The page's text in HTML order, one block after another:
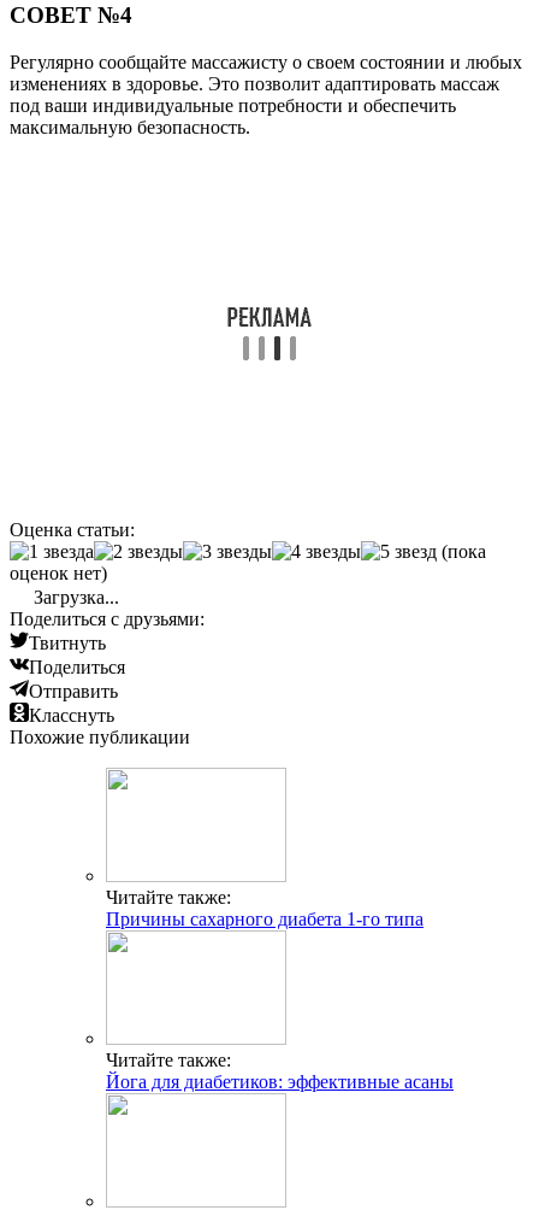
СОВЕТ №4
Регулярно сообщайте массажисту о своем состоянии и любых
изменениях в здоровье. Это позволит адаптировать массаж
под ваши индивидуальные потребности и обеспечить
максимальную безопасность.
Оценка статьи:
(пока
оценок нет)
Загрузка...
Поделиться с друзьями:
Твитнуть
Поделиться
Отправить
Класснуть
Похожие публикации
Читайте также:
Причины сахарного диабета 1-го типа
Читайте также:
Йога для диабетиков: эффективные асаны